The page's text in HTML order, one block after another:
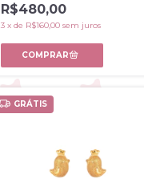
R$480,00
3 x de R$160,00 sem juros
GRÁTIS